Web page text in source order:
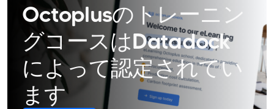
Octoplusのトレーニン
グコースはDatadock
によって認定されてい
ます